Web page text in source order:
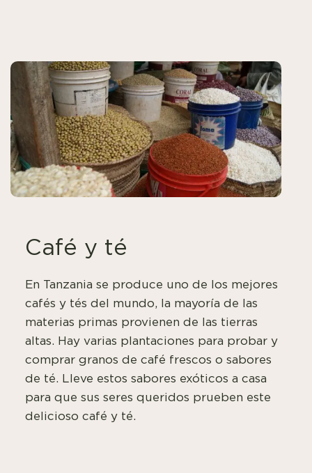
Café y té
En Tanzania se produce uno de los mejores
cafés y tés del mundo, la mayoría de las
materias primas provienen de las tierras
altas. Hay varias plantaciones para probar y
comprar granos de café frescos o sabores
de té. Lleve estos sabores exóticos a casa
para que sus seres queridos prueben este
delicioso café y té.